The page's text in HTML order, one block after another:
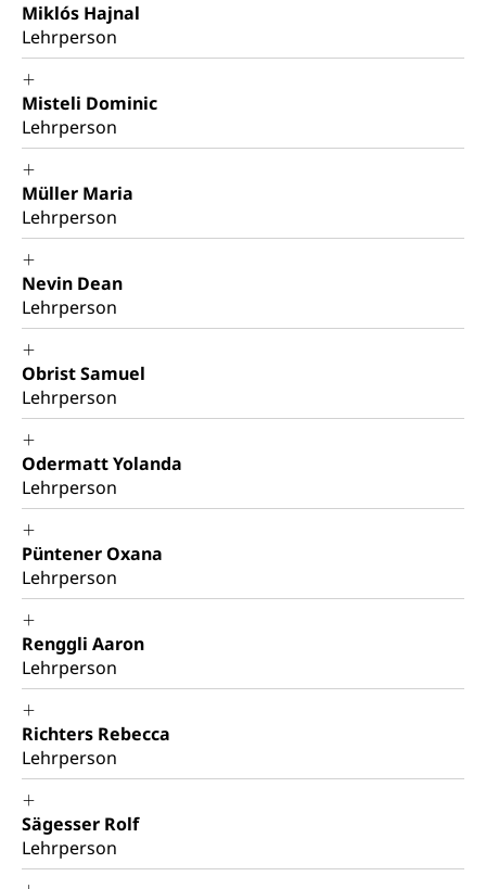
Miklós Hajnal
Lehrperson
Misteli Dominic
Lehrperson
Müller Maria
Lehrperson
Nevin Dean
Lehrperson
Obrist Samuel
Lehrperson
Odermatt Yolanda
Lehrperson
Püntener Oxana
Lehrperson
Renggli Aaron
Lehrperson
Richters Rebecca
Lehrperson
Sägesser Rolf
Lehrperson